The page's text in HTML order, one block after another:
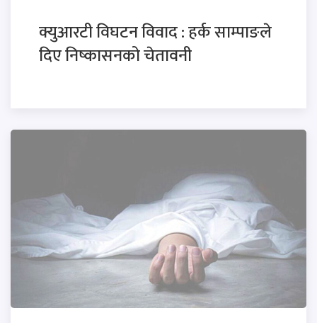
क्युआरटी विघटन विवाद : हर्क साम्पाङले
दिए निष्कासनको चेतावनी